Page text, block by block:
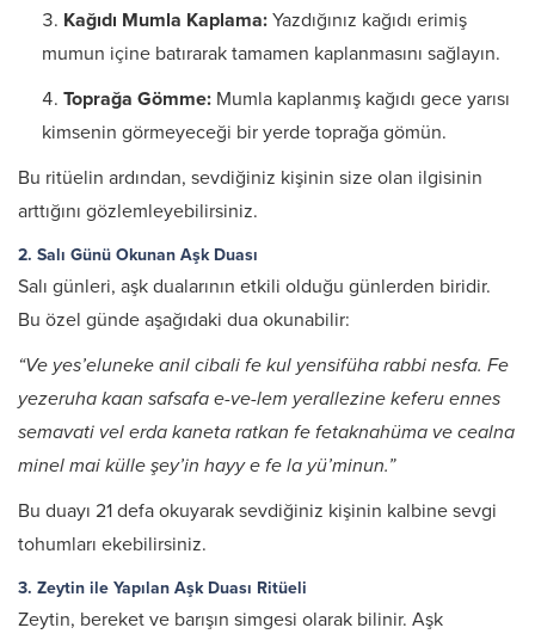
Kağıdı Mumla Kaplama: Yazdığınız kağıdı erimiş
mumun içine batırarak tamamen kaplanmasını sağlayın.​
Toprağa Gömme: Mumla kaplanmış kağıdı gece yarısı
kimsenin görmeyeceği bir yerde toprağa gömün.​
Bu ritüelin ardından, sevdiğiniz kişinin size olan ilgisinin
arttığını gözlemleyebilirsiniz. ​
2. Salı Günü Okunan Aşk Duası
Salı günleri, aşk dualarının etkili olduğu günlerden biridir.
Bu özel günde aşağıdaki dua okunabilir:​
“Ve yes’eluneke anil cibali fe kul yensifüha rabbi nesfa. Fe
yezeruha kaan safsafa e-ve-lem yerallezine keferu ennes
semavati vel erda kaneta ratkan fe fetaknahüma ve cealna
minel mai külle şey’in hayy e fe la yü’minun.”
Bu duayı 21 defa okuyarak sevdiğiniz kişinin kalbine sevgi
tohumları ekebilirsiniz. ​
3. Zeytin ile Yapılan Aşk Duası Ritüeli
Zeytin, bereket ve barışın simgesi olarak bilinir. Aşk